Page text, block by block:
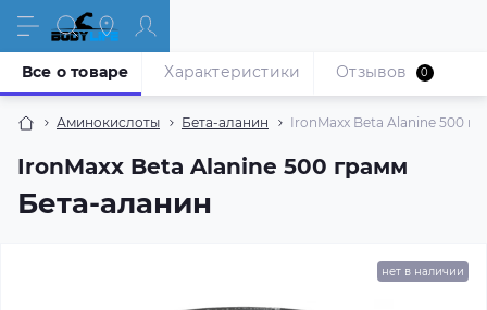
Аминокислоты Бета-аланин IronMaxx Beta Alanine 500
IronMaxx Beta Alanine 500 грамм
Бета-аланин
Все о товаре Характеристики Отзывов 0
нет в наличии